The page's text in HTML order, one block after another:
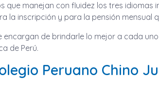
que manejan con fluidez los tres idiomas
la inscripción y para la pensión mensual
encargan de brindarle lo mejor a cada
de Perú.
Peruano Chino